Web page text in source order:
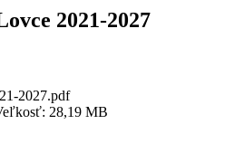
2021-2027
2027.pdf
28,19 MB